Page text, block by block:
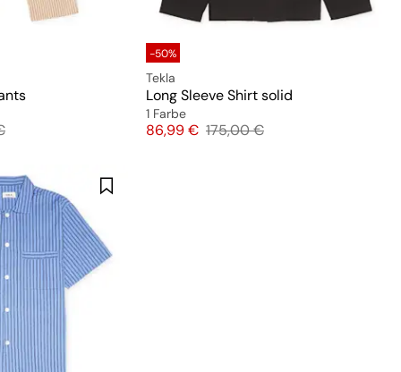
-50%
Tekla
Long Sleeve Shirt solid
1 Farbe
Preis
86,99 € Originalpreis
175,00 €